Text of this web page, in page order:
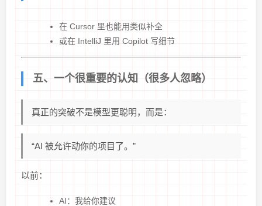
在 Cursor 里也能用类似补全
或在 IntelliJ 里用 Copilot 写细节
五、一个很重要的认知（很多人忽略）
真正的突破不是模型更聪明，而是：
“AI 被允许动你的项目了。”
以前：
AI：我给你建议